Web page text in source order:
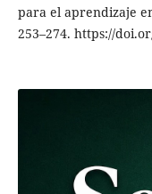
para el aprendizaje
253–274. https://